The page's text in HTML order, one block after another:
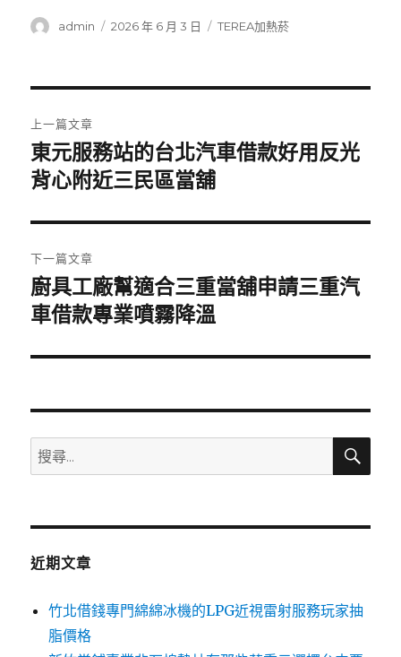
作
admin
發
2026 年 6 月 3 日
分
TEREA加熱菸
章
導
覽
上一篇文章
上
一
文
章:
東元服務站的台北汽車借款好用反光
背心附近三民區當舖
下一篇文章
下
一
文
廚具工廠幫適合三重當舖申請三重汽
車借款專業噴霧降溫
搜
尋
鍵
搜
近期文章
竹北借錢專門綿綿冰機的LPG近視雷射服務玩家抽
脂價格